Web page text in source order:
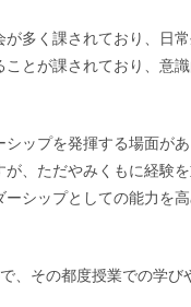
多く課されており、日
とが課されており、意
ップを発揮する場面が
、ただやみくもに経験
シップとしての能力を
、その都度授業での学び